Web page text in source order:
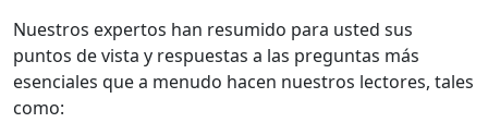
Nuestros expertos han resumido para usted sus
puntos de vista y respuestas a las preguntas más
esenciales que a menudo hacen nuestros lectores, tales
como: